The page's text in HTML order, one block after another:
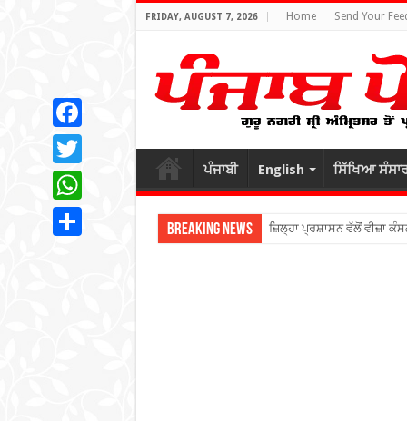
FRIDAY, AUGUST 7, 2026 Home Send Your
ਪੰਜਾਬੀ English ਸਿੱਖਿਆ
Breaking News ਜ਼ਿਲ੍ਹਾ ਪ੍ਰਸ਼ਾਸਨ ਵੱਲੋਂ ਵੀਜ਼ਾ
Facebook
Twitter
WhatsApp